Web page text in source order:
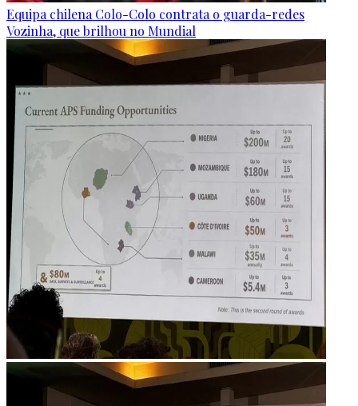
Equipa chilena Colo-Colo contrata o guarda-redes
Vozinha, que brilhou no Mundial